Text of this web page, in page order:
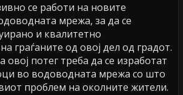
се работи на новите
мрежа, за да се
и квалитетно
граѓаните од овој дел од градот.
овој потег треба да се изработат
во водоводната мрежа со што
проблем на околните жители.